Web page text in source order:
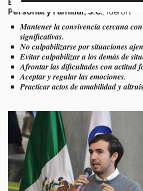
Erickson de Monterrey, Centro
Personal y Familiar, S.C., fueron:
Mantener la convivencia cercana
significativas.
No culpabilizarse por situaciones
Evitar culpabilizar a los demás de
Afrontar las dificultades con actitud
Aceptar y regular las emociones.
Practicar actos de amabilidad y